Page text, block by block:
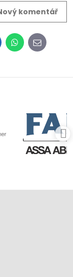
komentář
WhatsApp
E-
mail